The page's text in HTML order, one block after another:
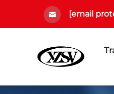
[email